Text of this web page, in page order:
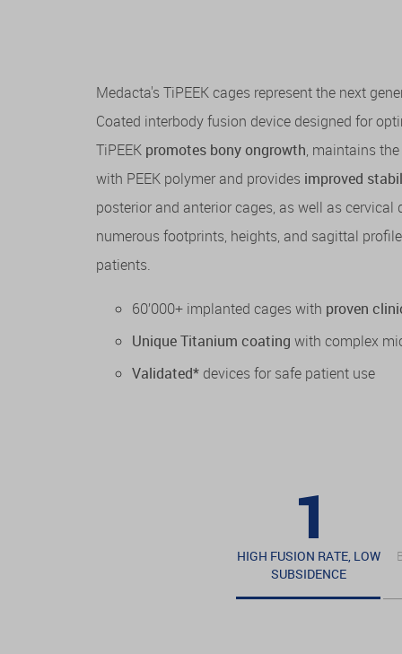
Medacta's TiPEEK cages represent the next
Coated interbody fusion device designed for
TiPEEK promotes bony ongrowth, maintains
with PEEK polymer and provides improved
posterior and anterior cages, as well as cervical
numerous footprints, heights, and sagittal
patients.
60’000+ implanted cages with proven
Unique Titanium coating with complex
Validated* devices for safe patient use
HIGH FUSION RATE, LOW
SUBSIDENCE